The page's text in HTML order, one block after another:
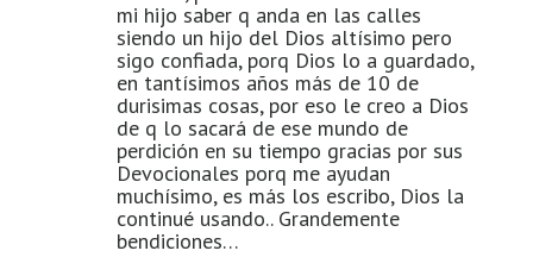
mi hijo saber q anda en las calles
siendo un hijo del Dios altísimo pero
sigo confiada, porq Dios lo a guardado,
en tantísimos años más de 10 de
durisimas cosas, por eso le creo a Dios
de q lo sacará de ese mundo de
perdición en su tiempo gracias por sus
Devocionales porq me ayudan
muchísimo, es más los escribo, Dios la
continué usando.. Grandemente
bendiciones…